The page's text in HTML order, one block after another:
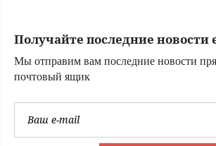
Получайте последние новости
Мы отправим вам последние новости
почтовый ящик